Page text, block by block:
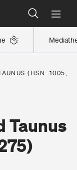
(HSN: 1005,
Taunus